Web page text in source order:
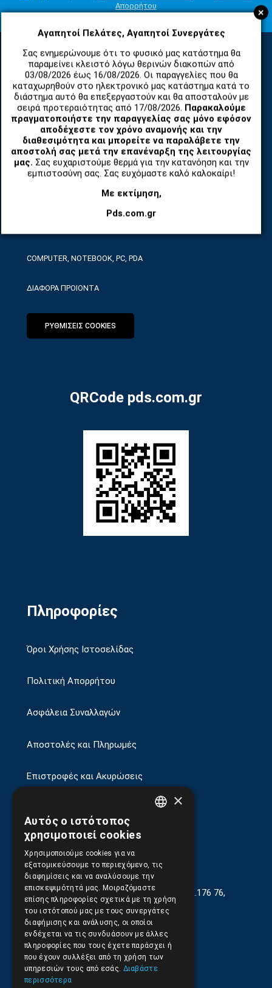
+
Αγαπητοί Πελάτες, Αγαπητοί Συνεργάτες
Σας ενημερώνουμε ότι το φυσικό μας κατάστημα θα
παραμείνει κλειστό λόγω θερινών διακοπών από
03/08/2026 έως 16/08/2026. Οι παραγγελίες που θα
καταχωρηθούν στο ηλεκτρονικό μας κατάστημα κατά το
διάστημα αυτό θα επεξεργαστούν και θα αποσταλούν με
σειρά προτεραιότητας από 17/08/2026. Παρακαλούμε
πραγματοποιήστε την παραγγελίας σας μόνο εφόσον
αποδέχεστε τον χρόνο αναμονής και την
διαθεσιμότητα και μπορείτε να παραλάβετε την
αποστολή σας μετά την επανέναρξη της λειτουργίας
μας. Σας ευχαριστούμε θερμά για την κατανόηση και την
εμπιστοσύνη σας. Σας ευχόμαστε καλό καλοκαίρι!
Με εκτίμηση,
Pds.com.gr
Απορρήτου
ΚΑΤΗΓΟΡΙΕΣ
ΑΝΤΑΛΛΑΚΤΙΚΑ ΚΑΙ ΑΞΕΣΟΥΑΡ ΚΙΝΗΤΩΝ ΤΗΛΕΦΩΝΩΝ
TABLET
ΤΗΛΕΠΙΚΟΙΝΩΝΙΕΣ, ΑΣΥΡΜΑΤΑ, FCT
COMPUTER, NOTEBOOK, PC, PDA
ΔΙΑΦΟΡΑ ΠΡΟΙΟΝΤΑ
ΡΥΘΜΙΣΕΙΣ COOKIES
QRCode pds.com.gr
Πληροφορίες
Όροι Χρήσης Ιστοσελίδας
Πολιτική Απορρήτου
Ασφάλεια Συναλλαγών
Αποστολές και Πληρωμές
Επιστροφές και Ακυρώσεις
Γεωργίου Κρέμου 13-17, Καλλιθέα, Τ.Κ.176 76,
Αθήνα, Ελλάδα
210.9566.401(11.30-17.00)
210.9566.402
Email: info@pds.com.gr
×
Αυτός ο ιστότοπος
χρησιμοποιεί cookies
Χρησιμοποιούμε cookies για να
εξατομικεύσουμε το περιεχόμενο, τις
διαφημίσεις και να αναλύσουμε την
επισκεψιμότητά μας. Μοιραζόμαστε
επίσης πληροφορίες σχετικά με τη χρήση
του ιστότοπού μας με τους συνεργάτες
διαφήμισης και ανάλυσης, οι οποίοι
ενδέχεται να τις συνδυάσουν με άλλες
πληροφορίες που τους έχετε παράσχει ή
που έχουν συλλέξει από τη χρήση των
υπηρεσιών τους από εσάς. Διαβάστε
περισσότερα